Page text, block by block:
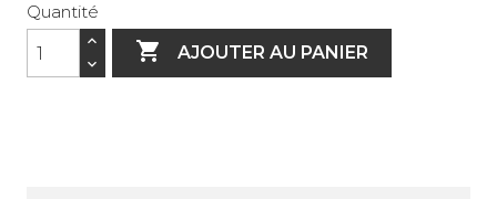
Quantité
 AJOUTER AU PANIER